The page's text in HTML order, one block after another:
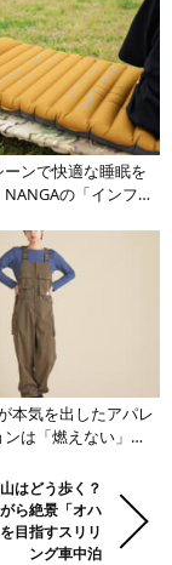
ンで快適な睡眠を
の「インフレ
本気を出したアパレ
は「燃えない」
はどう歩く？
ら絶景「オハ
目指すスリリ
ング車中泊